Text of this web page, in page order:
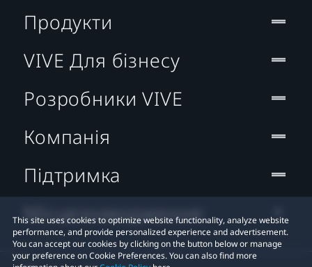
This site uses cookies to optimize website functionality, analyze website
performance, and provide personalized experience and advertisement.
You can accept our cookies by clicking on the button below or manage
your preference on Cookie Preferences. You can also find more
Продукти
VIVE Для бізнесу
Розробники VIVE
Компанія
Підтримка
Місцезнаходження: